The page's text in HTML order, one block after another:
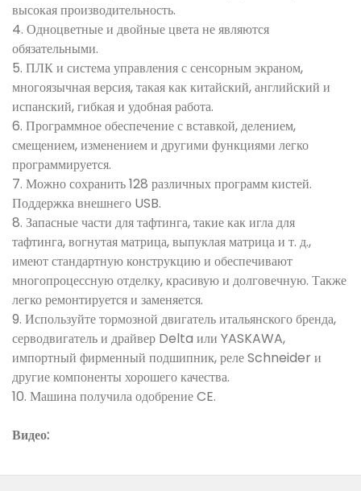
высокая производительность.
4. Одноцветные и двойные цвета не являются
обязательными.
5. ПЛК и система управления с сенсорным экраном,
многоязычная версия, такая как китайский, английский и
испанский, гибкая и удобная работа.
6. Программное обеспечение с вставкой, делением,
смещением, изменением и другими функциями легко
программируется.
7. Можно сохранить 128 различных программ кистей.
Поддержка внешнего USB.
8. Запасные части для тафтинга, такие как игла для
тафтинга, вогнутая матрица, выпуклая матрица и т. д.,
имеют стандартную конструкцию и обеспечивают
многопроцессную отделку, красивую и долговечную. Также
легко ремонтируется и заменяется.
9. Используйте тормозной двигатель итальянского бренда,
серводвигатель и драйвер Delta или YASKAWA,
импортный фирменный подшипник, реле Schneider и
другие компоненты хорошего качества.
10. Машина получила одобрение CE.
Видео: